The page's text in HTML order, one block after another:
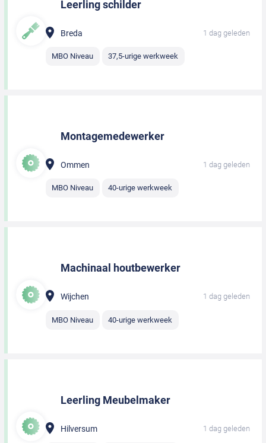
Leerling schilder
Breda 1 dag geleden
MBO Niveau 37,5-urige werkweek
Montagemedewerker
Ommen 1 dag geleden
MBO Niveau 40-urige werkweek
Machinaal houtbewerker
Wijchen 1 dag geleden
MBO Niveau 40-urige werkweek
Leerling Meubelmaker
Hilversum 1 dag geleden